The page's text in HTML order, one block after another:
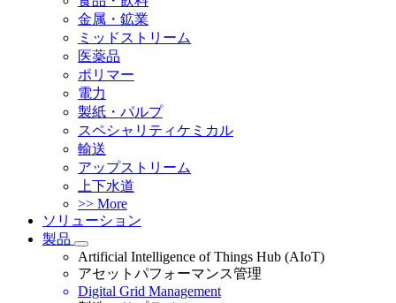
金属・鉱業
ミッドストリーム
医薬品
ポリマー
電力
製紙・パルプ
スペシャリティケミカル
輸送
アップストリーム
上下水道
>> More
ソリューション
製品
Artificial Intelligence of Things Hub (AIoT)
アセットパフォーマンス管理
Digital Grid Management